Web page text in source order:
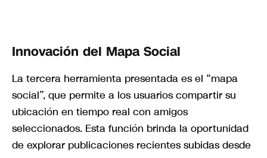
Innovación del Mapa Social
La tercera herramienta presentada es el “mapa
social”, que permite a los usuarios compartir su
ubicación en tiempo real con amigos
seleccionados. Esta función brinda la oportunidad
de explorar publicaciones recientes subidas desde